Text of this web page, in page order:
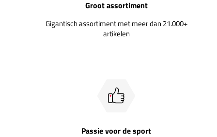
Groot assortiment
Gigantisch assortiment met meer dan 21.000+
artikelen
Passie voor de sport